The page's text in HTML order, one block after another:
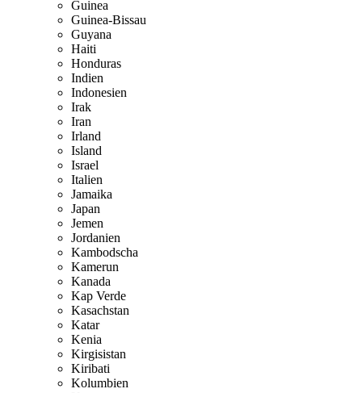
Guinea
Guinea-Bissau
Guyana
Haiti
Honduras
Indien
Indonesien
Irak
Iran
Irland
Island
Israel
Italien
Jamaika
Japan
Jemen
Jordanien
Kambodscha
Kamerun
Kanada
Kap Verde
Kasachstan
Katar
Kenia
Kirgisistan
Kiribati
Kolumbien